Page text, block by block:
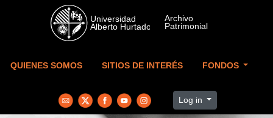
Skip to main content
QUIENES SOMOS SITIOS DE INTERÉS FONDOS
Log in